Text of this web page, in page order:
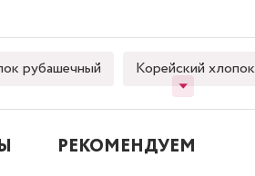
рубашечный Корейский хлопок
РЕКОМЕНДУЕМ